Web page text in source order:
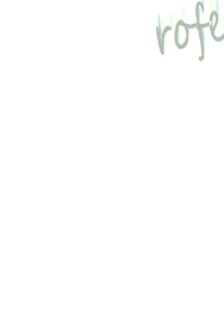
Sisteme fotovoltaice
Tractare / Carlige auto